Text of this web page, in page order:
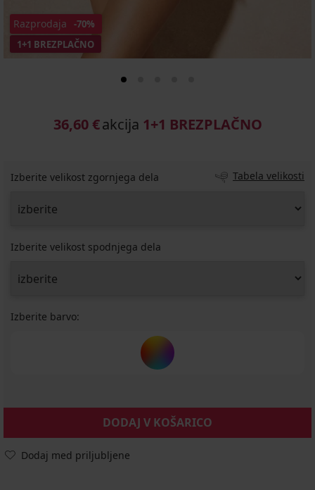
1+1 BREZPLAČNO
Razprodaja -70%
36,60 €akcija 1+1 BREZPLAČNO
Izberite velikost zgornjega dela Tabela velikosti
Izberite velikost spodnjega dela
Izberite barvo:
DODAJ V KOŠARICO
Dodaj med priljubljene